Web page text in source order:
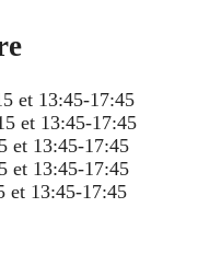
13:45-17:45
13:45-17:45
13:45-17:45
13:45-17:45
13:45-17:45